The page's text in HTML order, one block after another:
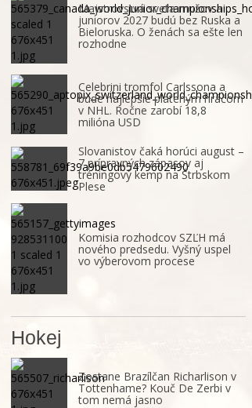
Majstrovstvá sveta mužov a
juniorov 2027 budú bez Ruska a
Bieloruska. O ženách sa ešte len
rozhodne
Celebrini tromfol Carlssona a
bude najlepšie plateným hráčom
v NHL. Ročne zarobí 18,8
milióna USD
Slovanistov čaká horúci august –
7 prípravných zápasov aj
tréningový kemp na Štrbskom
Plese
Komisia rozhodcov SZĽH má
nového predsedu. Vyšný uspel
vo výberovom procese
Hokej
Zostane Brazílčan Richarlison v
Tottenhame? Kouč De Zerbi v
tom nemá jasno